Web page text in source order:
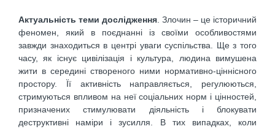
Актуальність теми дослідження. Злочин – це історичний
феномен, який в поєднанні із своїми особливостями
завжди знаходиться в центрі уваги суспільства. Ще з того
часу, як існує цивілізація і культура, людина вимушена
жити в середині створеного ними нормативно-ціннісного
простору. Її активність направляється, регулюються,
стримуються впливом на неї соціальних норм і цінностей,
призначених стимулювати діяльність і блокувати
деструктивні наміри і зусилля. В тих випадках, коли